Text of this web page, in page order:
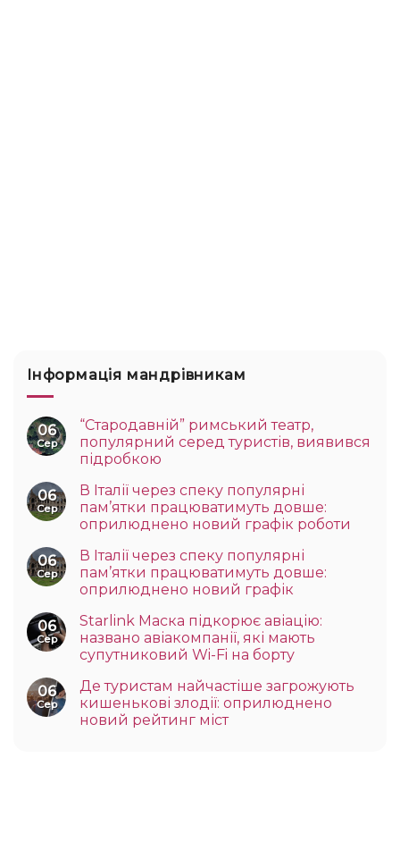
Інформація мандрівникам
06
Сер
“Стародавній” римський театр,
популярний серед туристів, виявився
підробкою
06
Сер
В Італії через спеку популярні
пам’ятки працюватимуть довше:
оприлюднено новий графік роботи
06
Сер
В Італії через спеку популярні
пам’ятки працюватимуть довше:
оприлюднено новий графік
06
Сер
Starlink Маска підкорює авіацію:
названо авіакомпанії, які мають
супутниковий Wi-Fi на борту
06
Сер
Де туристам найчастіше загрожують
кишенькові злодії: оприлюднено
новий рейтинг міст